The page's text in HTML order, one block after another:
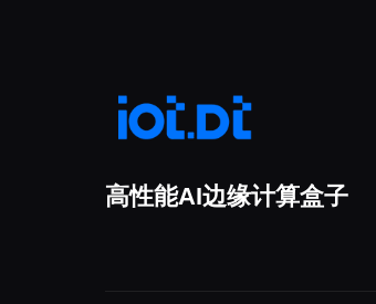
高性能AI边缘计算盒子